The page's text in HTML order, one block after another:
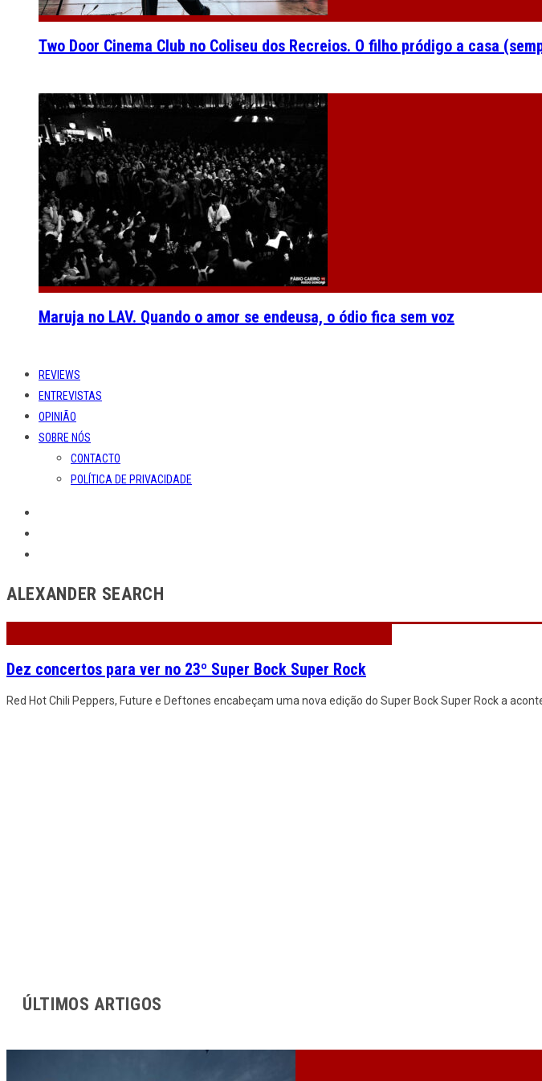
Two Door Cinema Club no Coliseu dos Recreios. O filho pródigo a casa
Maruja no LAV. Quando o amor se endeusa, o ódio fica sem voz
REVIEWS
ENTREVISTAS
OPINIÃO
SOBRE NÓS
CONTACTO
POLÍTICA DE PRIVACIDADE
ALEXANDER SEARCH
Dez concertos para ver no 23º Super Bock Super Rock
Red Hot Chili Peppers, Future e Deftones encabeçam uma nova edição do Super Bock Super Rock a
ÚLTIMOS ARTIGOS